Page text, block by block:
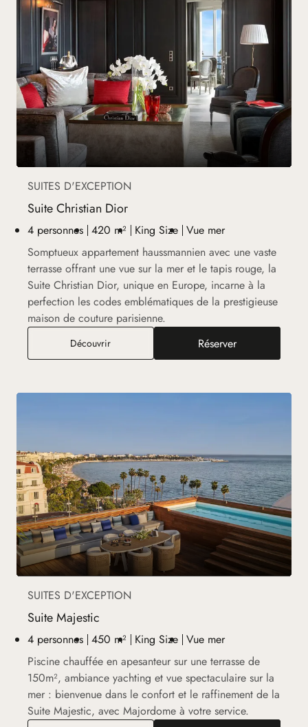
SUITES D'EXCEPTION
Suite Christian Dior
4 personnes 420 m² King Size Vue mer
Somptueux appartement haussmannien avec une vaste
terrasse offrant une vue sur la mer et le tapis rouge, la
Suite Christian Dior, unique en Europe, incarne à la
perfection les codes emblématiques de la prestigieuse
maison de couture parisienne.
DécouvrirSuite Christian Dior Réserver
SUITES D'EXCEPTION
Suite Majestic
4 personnes 450 m² King Size Vue mer
Piscine chauffée en apesanteur sur une terrasse de
150m², ambiance yachting et vue spectaculaire sur la
mer : bienvenue dans le confort et le raffinement de la
Suite Majestic, avec Majordome à votre service.